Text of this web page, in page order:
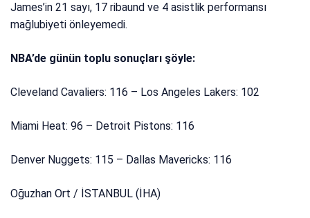
James’in 21 sayı, 17 ribaund ve 4 asistlik performansı
mağlubiyeti önleyemedi.
NBA’de günün toplu sonuçları şöyle:
Cleveland Cavaliers: 116 – Los Angeles Lakers: 102
Miami Heat: 96 – Detroit Pistons: 116
Denver Nuggets: 115 – Dallas Mavericks: 116
Oğuzhan Ort / İSTANBUL (İHA)